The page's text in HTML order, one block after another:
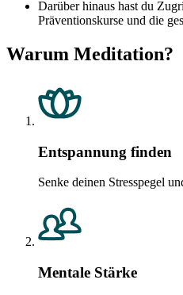
Darüber hinaus hast du
Präventionskurse und die
Warum Meditation?
Entspannung finden
Senke deinen Stresspegel
Mentale Stärke